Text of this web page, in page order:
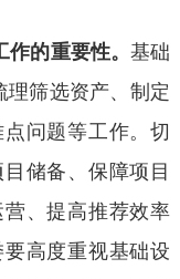
作的重要性。 基础
理筛选资产、制定
问题等工作。切
储备、保障项目
、提高推荐效率
高度重视基础设